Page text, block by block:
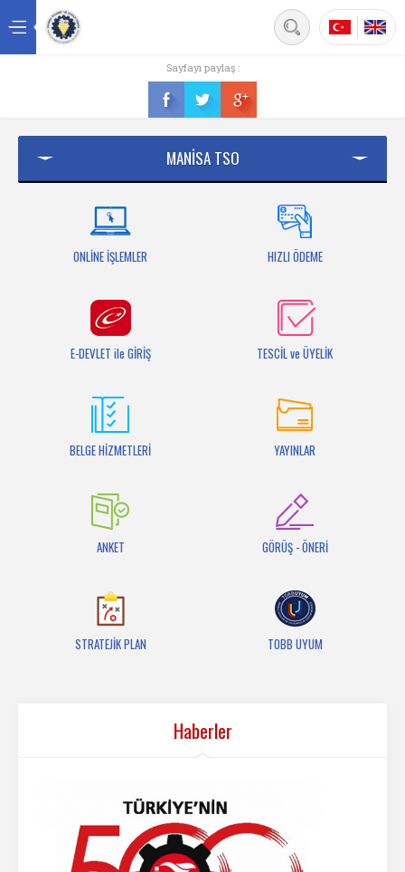
Üyelik
Bilgi Bankası
Sayfayı paylaş :
MANİSA TSO
ONLİNE İŞLEMLER HIZLI ÖDEME
E-DEVLET ile GİRİŞ TESCİL ve ÜYELİK
BELGE HİZMETLERİ YAYINLAR
ANKET GÖRÜŞ - ÖNERİ
STRATEJİK PLAN TOBB UYUM
Haberler